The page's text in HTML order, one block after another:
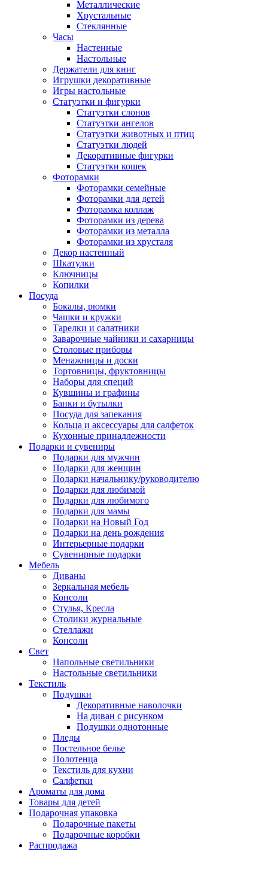
Металлические
Хрустальные
Стеклянные
Часы
Настенные
Настольные
Держатели для книг
Игрушки декоративные
Игры настольные
Статуэтки и фигурки
Статуэтки слонов
Статуэтки ангелов
Статуэтки животных и птиц
Статуэтки людей
Декоративные фигурки
Статуэтки кошек
Фоторамки
Фоторамки семейные
Фоторамки для детей
Фоторамка коллаж
Фоторамки из дерева
Фоторамки из металла
Фоторамки из хрусталя
Декор настенный
Шкатулки
Ключницы
Копилки
Посуда
Бокалы, рюмки
Чашки и кружки
Тарелки и салатники
Заварочные чайники и сахарницы
Столовые приборы
Менажницы и доски
Тортовницы, фруктовницы
Наборы для специй
Кувшины и графины
Банки и бутылки
Посуда для запекания
Кольца и аксессуары для салфеток
Кухонные принадлежности
Подарки и сувениры
Подарки для мужчин
Подарки для женщин
Подарки начальнику/руководителю
Подарки для любимой
Подарки для любимого
Подарки для мамы
Подарки на Новый Год
Подарки на день рождения
Интерьерные подарки
Сувенирные подарки
Мебель
Диваны
Зеркальная мебель
Консоли
Стулья, Кресла
Столики журнальные
Стеллажи
Консоли
Свет
Напольные светильники
Настольные светильники
Текстиль
Подушки
Декоративные наволочки
На диван с рисунком
Подушки однотонные
Пледы
Постельное белье
Полотенца
Текстиль для кухни
Салфетки
Ароматы для дома
Товары для детей
Подарочная упаковка
Подарочные пакеты
Подарочные коробки
Распродажа